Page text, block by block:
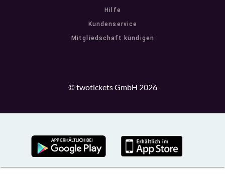
Hilfe
Kundenservice
Mitgliedschaft kündigen
© twotickets GmbH 2026